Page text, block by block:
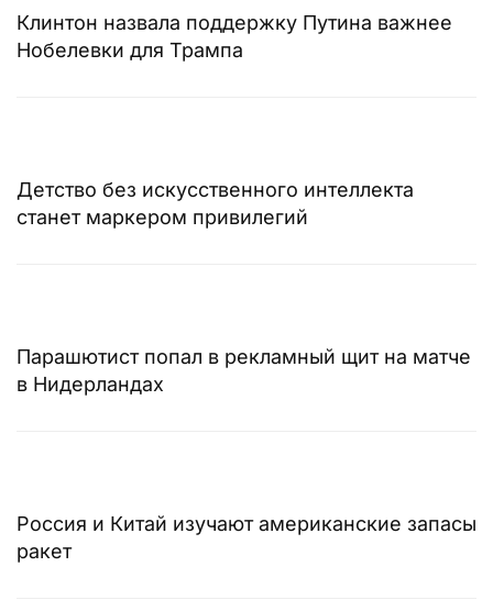
Клинтон назвала поддержку Путина важнее
Нобелевки для Трампа
Детство без искусственного интеллекта
станет маркером привилегий
Парашютист попал в рекламный щит на матче
в Нидерландах
Россия и Китай изучают американские запасы
ракет